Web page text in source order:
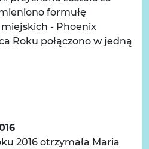
formułę
- Phoenix
Roku połączono w jedną
2016 otrzymała Maria